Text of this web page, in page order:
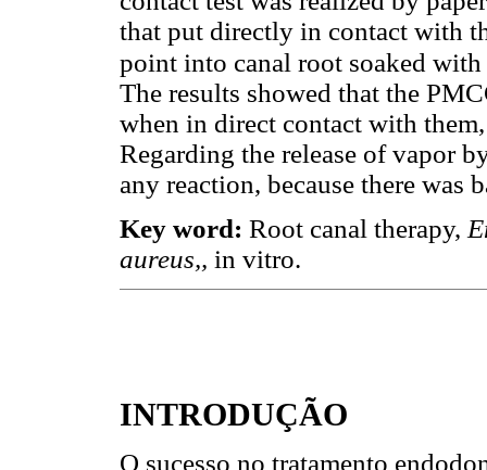
that put directly in contact with
point into canal root soaked
The results showed that the
when in direct contact with
Regarding the release of vapor
any reaction, because there was
Key word: Root canal therapy,
aureus,, in vitro.
INTRODUÇÃO
O sucesso no tratamento